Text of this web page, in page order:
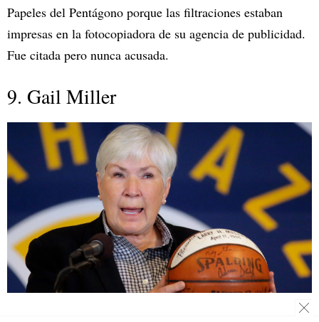
Papeles del Pentágono porque las filtraciones estaban
impresas en la fotocopiadora de su agencia de publicidad.
Fue citada pero nunca acusada.
9. Gail Miller